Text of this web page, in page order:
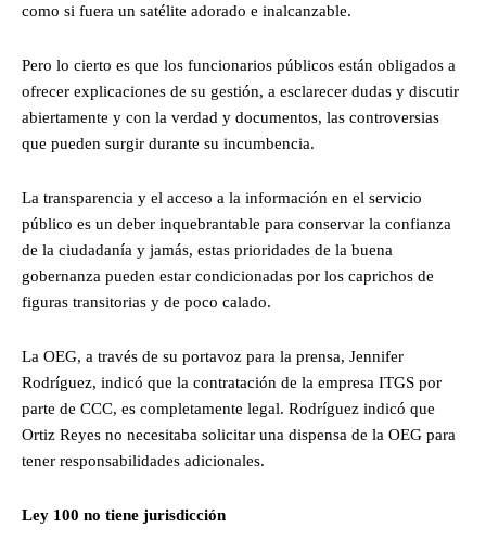
como si fuera un satélite adorado e inalcanzable.
Pero lo cierto es que los funcionarios públicos están obligados a
ofrecer explicaciones de su gestión, a esclarecer dudas y discutir
abiertamente y con la verdad y documentos, las controversias
que pueden surgir durante su incumbencia.
La transparencia y el acceso a la información en el servicio
público es un deber inquebrantable para conservar la confianza
de la ciudadanía y jamás, estas prioridades de la buena
gobernanza pueden estar condicionadas por los caprichos de
figuras transitorias y de poco calado.
La OEG, a través de su portavoz para la prensa, Jennifer
Rodríguez, indicó que la contratación de la empresa ITGS por
parte de CCC, es completamente legal. Rodríguez indicó que
Ortiz Reyes no necesitaba solicitar una dispensa de la OEG para
tener responsabilidades adicionales.
Ley 100 no tiene jurisdicción